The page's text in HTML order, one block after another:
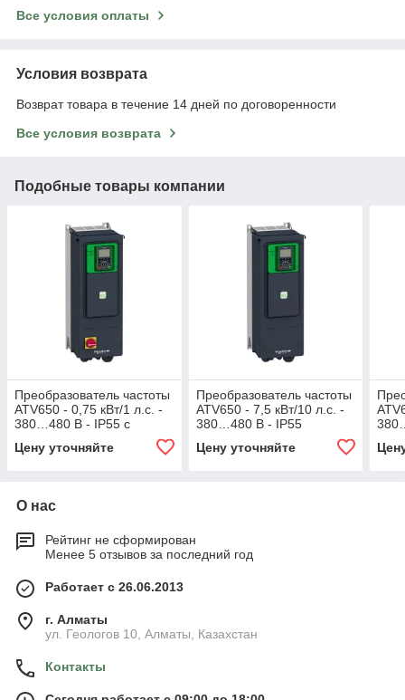
Все условия оплаты
Условия возврата
Возврат товара в течение 14 дней по договоренности
Все условия возврата
Подобные товары компании
Преобразователь частоты
ATV650 - 0,75 кВт/1 л.с. -
380…480 В - IP55 с
Цену уточняйте
Преобразователь частоты
ATV650 - 7,5 кВт/10 л.с. -
380…480 В - IP55
Цену уточняйте
О нас
Рейтинг не сформирован
Менее 5 отзывов за последний год
Работает с 26.06.2013
г. Алматы
ул. Геологов 10, Алматы, Казахстан
Контакты